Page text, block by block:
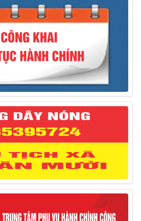
cờ Tổ quốc nhân kỷ niệm 50 năm
Yên (01/4/1975 – 01/4/2025)
thiệu, cung ứng lao động Việt Nam
International Engineering Co.,Ltd
ký tiếp công dân định kỳ đợt 02
tịch UBND huyện
công tác của Chủ tịch, các Phó Chủ
Phó Chủ tịch Hội đồng nhân dân
– 14/3/2025)
thực hiện Cưỡng chế buộc thực